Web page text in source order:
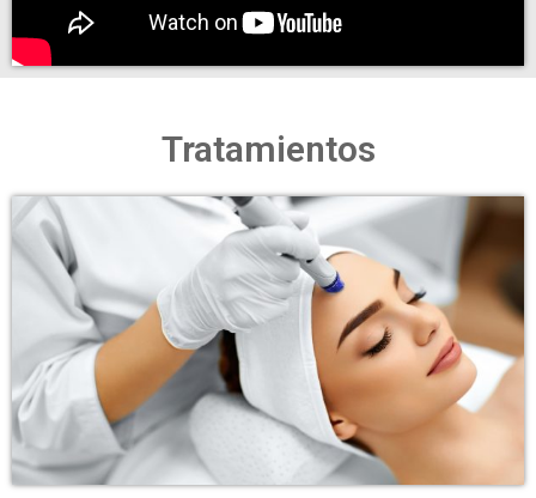
Tratamientos